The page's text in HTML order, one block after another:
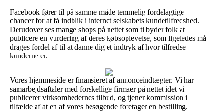
Facebook fører til på samme måde temmelig fordelagtige
chancer for at få indblik i internet selskabets kundetilfredshed.
Derudover ses mange shops på nettet som tilbyder folk at
publicere en vurdering af deres købsoplevelse, som ligeledes må
drages fordel af til at danne dig et indtryk af hvor tilfredse
kunderne er.
Vores hjemmeside er finansieret af annonceindtægter. Vi har
samarbejdsaftaler med forskellige firmaer på nettet idet vi
publicerer virksomhedernes tilbud, og tjener kommission i
tilfælde af at en af vores besøgende foretager en bestilling.